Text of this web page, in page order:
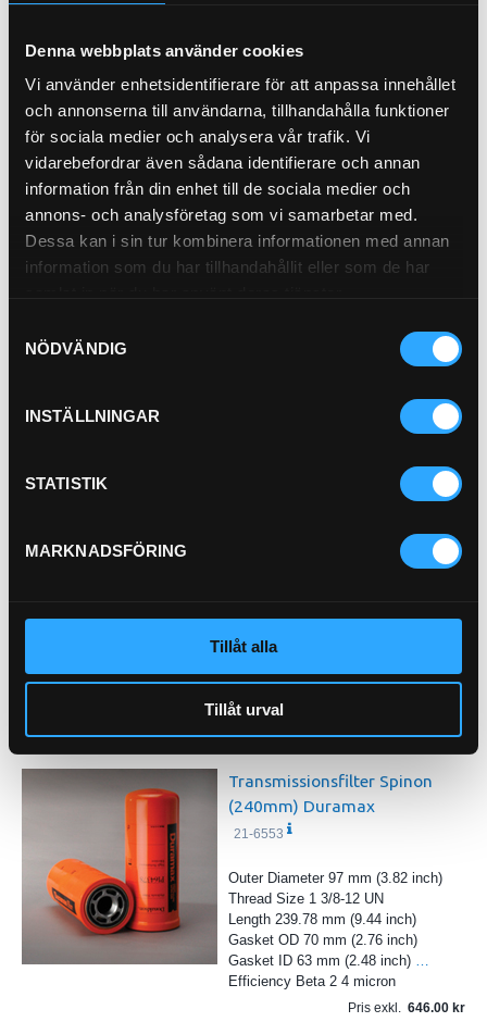
Denna webbplats använder cookies
Vi använder enhetsidentifierare för att anpassa innehållet
och annonserna till användarna, tillhandahålla funktioner
för sociala medier och analysera vår trafik. Vi
vidarebefordrar även sådana identifierare och annan
information från din enhet till de sociala medier och
annons- och analysföretag som vi samarbetar med.
Dessa kan i sin tur kombinera informationen med annan
information som du har tillhandahållit eller som de har
NÖDVÄNDIG
INSTÄLLNINGAR
STATISTIK
MARKNADSFÖRING
Tillåt alla
Tillåt urval
Hydraulfilter Retur 21-H46
Outer Diameter 126 mm (4.96 inch)
Inner Diameter 92 mm (3.62 inch)
Efficiency Beta 1000 23 micron
Köp
Avluftningsfilter med
Köp
Transmissionfilter Insats
Transmissionsfilter Spinon
(240mm) Duramax
21-6553
Outer Diameter 97 mm (3.82 inch)
Thread Size 1 3/8-12 UN
Length 239.78 mm (9.44 inch)
Gasket OD 70 mm (2.76 inch)
Gasket ID 63 mm (2.48 inch)
Efficiency Beta 2 4 micron
Pris exkl. 646.00